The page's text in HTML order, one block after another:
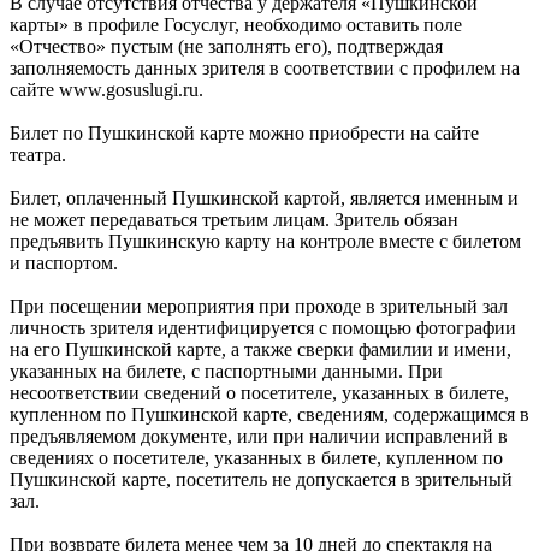
карты» в профиле Госуслуг, необходимо оставить поле
«Отчество» пустым (не заполнять его), подтверждая
заполняемость данных зрителя в соответствии с профилем на
сайте www.gosuslugi.ru.
Билет по Пушкинской карте можно приобрести на сайте
театра.
Билет, оплаченный Пушкинской картой, является именным и
не может передаваться третьим лицам. Зритель обязан
предъявить Пушкинскую карту на контроле вместе с билетом
и паспортом.
При посещении мероприятия при проходе в зрительный зал
личность зрителя идентифицируется с помощью фотографии
на его Пушкинской карте, а также сверки фамилии и имени,
указанных на билете, с паспортными данными. При
несоответствии сведений о посетителе, указанных в билете,
купленном по Пушкинской карте, сведениям, содержащимся в
предъявляемом документе, или при наличии исправлений в
сведениях о посетителе, указанных в билете, купленном по
Пушкинской карте, посетитель не допускается в зрительный
зал.
При возврате билета менее чем за 10 дней до спектакля на